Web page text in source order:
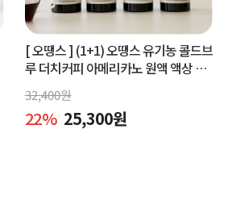
[ 오땡스 ] (1+1) 오땡스 유기농 콜드브
루 더치커피 아메리카노 원액 액상 커
피 (400ml x 2개, 교차 구매 가능)
32,400원
22% 25,300원